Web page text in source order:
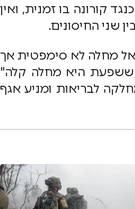
קורונה בו זמנית, ואין
שני החיסונים.
מחלה לא סימפטית אך
ששפעת היא מחלה קלה"
לבריאות ומניע אגף